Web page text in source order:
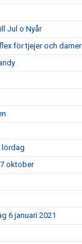
Jul o Nyår
för tjejer och damer
lördag
oktober
6 januari 2021